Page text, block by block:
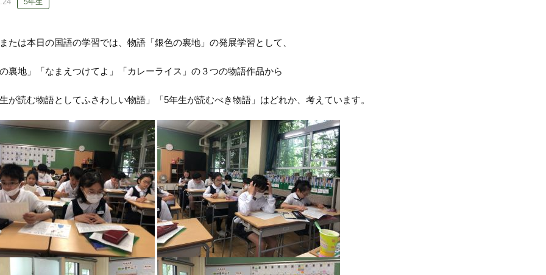
は本日の国語の学習では、物語「銀色の裏地」の発展学習として、
裏地」「なまえつけてよ」「カレーライス」の３つの物語作品から
が読む物語としてふさわしい物語」「5年生が読むべき物語」はどれか、 考えています。